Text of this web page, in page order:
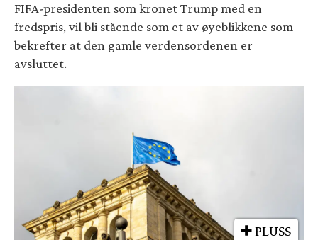
FIFA-presidenten som kronet Trump med en
fredspris, vil bli stående som et av øyeblikkene som
bekrefter at den gamle verdensordenen er
avsluttet.
PLUSS